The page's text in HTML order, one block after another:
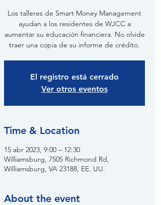
Los talleres de Smart Money Management
ayudan a los residentes de WJCC a
aumentar su educación financiera. No olvide
traer una copia de su informe de crédito.
El registro está cerrado
Ver otros eventos
Time & Location
15 abr 2023, 9:00 – 12:30
Williamsburg, 7505 Richmond Rd,
Williamsburg, VA 23188, EE. UU.
About the event